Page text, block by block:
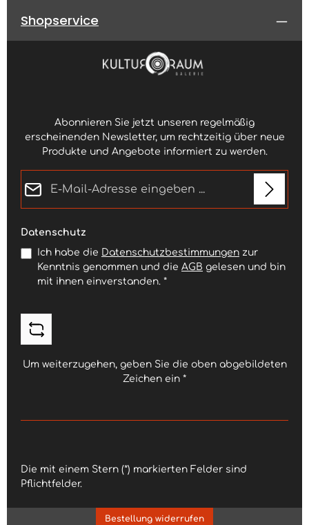
Shopservice
Abonnieren Sie jetzt unseren regelmäßig
erscheinenden Newsletter, um rechtzeitig über neue
Produkte und Angebote informiert zu werden.
Datenschutz
Ich habe die Datenschutzbestimmungen zur
Kenntnis genommen und die AGB gelesen und bin
mit ihnen einverstanden. *
Um weiterzugehen, geben Sie die oben abgebildeten
Zeichen ein *
Die mit einem Stern (*) markierten Felder sind
Pflichtfelder.
Bestellung widerrufen